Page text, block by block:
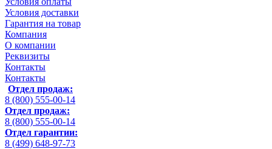
Условия доставки
Гарантия на товар
Компания
О компании
Реквизиты
Контакты
Контакты
Отдел продаж:
8 (800) 555-00-14
Отдел продаж:
8 (800) 555-00-14
Отдел гарантии:
8 (499) 648-97-73